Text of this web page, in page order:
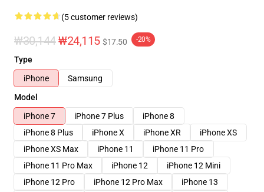
(5 customer reviews)
₩30,144₩24,115 $17.50 -20%
Type
iPhone
Samsung
Model
iPhone 7
iPhone 7 Plus
iPhone 8
iPhone 8 Plus
iPhone X iPhone XR
iPhone XS
iPhone XS Max
iPhone 11
iPhone 11 Pro
iPhone 11 Pro Max
iPhone 12
iPhone 12 Mini
iPhone 12 Pro
iPhone 12 Pro Max
iPhone 13